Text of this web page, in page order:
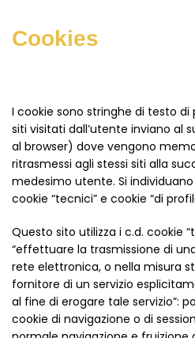
Cookies
I cookie sono stringhe di testo
siti visitati dall’utente inviano al
al browser) dove vengono
ritrasmessi agli stessi siti alla
medesimo utente. Si
cookie “tecnici” e cookie “di
Questo sito utilizza i c.d. cookie
“effettuare la trasmissione di
rete elettronica, o nella misura
fornitore di un servizio
al fine di erogare tale servizio”:
cookie di navigazione o di